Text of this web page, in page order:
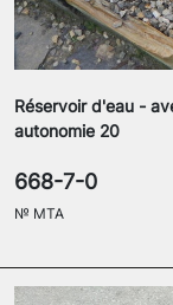
Réservoir d'eau -
autonomie 20
668-7-0
№ MTA